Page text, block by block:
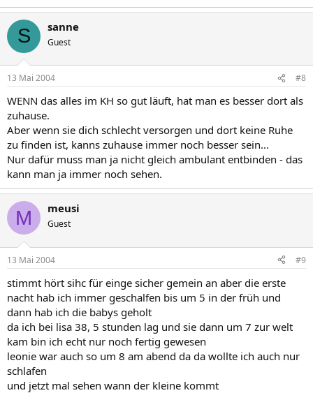
S sanne
Guest
13 Mai 2004 #8
WENN das alles im KH so gut läuft, hat man es besser dort als
zuhause.
Aber wenn sie dich schlecht versorgen und dort keine Ruhe
zu finden ist, kanns zuhause immer noch besser sein...
Nur dafür muss man ja nicht gleich ambulant entbinden - das
kann man ja immer noch sehen.
M meusi
Guest
13 Mai 2004 #9
stimmt hört sihc für einge sicher gemein an aber die erste
nacht hab ich immer geschalfen bis um 5 in der früh und
dann hab ich die babys geholt
da ich bei lisa 38, 5 stunden lag und sie dann um 7 zur welt
kam bin ich echt nur noch fertig gewesen
leonie war auch so um 8 am abend da da wollte ich auch nur
schlafen
und jetzt mal sehen wann der kleine kommt